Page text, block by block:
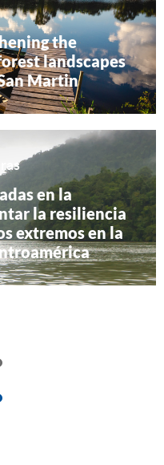
the
landscapes
Martin
en la
la resiliencia
extremos en la